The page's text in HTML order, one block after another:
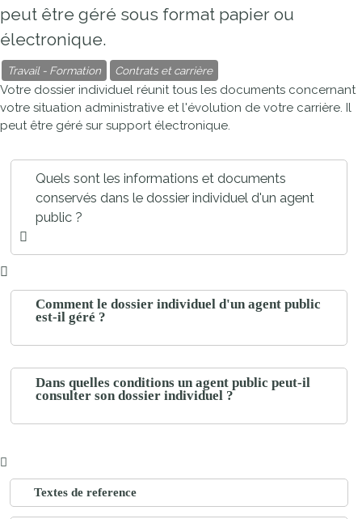
peut être géré sous format papier ou
électronique.
Travail - Formation Contrats et carrière
Votre dossier individuel réunit tous les documents concernant
votre situation administrative et l'évolution de votre carrière. Il
peut être géré sur support électronique.
Quels sont les informations et documents
conservés dans le dossier individuel d'un agent
public ?
Comment le dossier individuel d'un agent public
est-il géré ?
Dans quelles conditions un agent public peut-il
consulter son dossier individuel ?
Textes de reference